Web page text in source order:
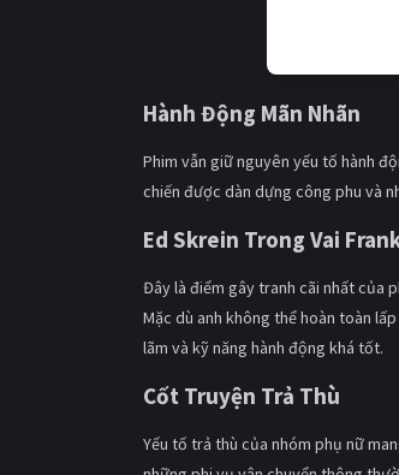
Hành Động Mãn Nhãn
Phim vẫn giữ nguyên yếu tố hành
chiến được dàn dựng công phu và
Ed Skrein Trong Vai
Đây là điểm gây tranh cãi nhất của
Mặc dù anh không thể hoàn toàn
lãm và kỹ năng hành động khá tốt.
Cốt Truyện Trả Thù
Yếu tố trả thù của nhóm phụ nữ